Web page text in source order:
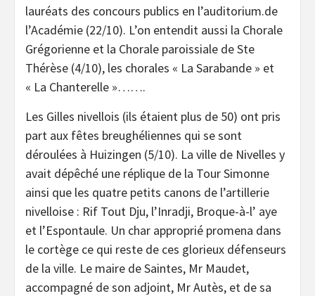
lauréats des concours publics en l’auditorium.de
l’Académie (22/10). L’on entendit aussi la Chorale
Grégorienne et la Chorale paroissiale de Ste
Thérèse (4/10), les chorales « La Sarabande » et
« La Chanterelle »…….
Les Gilles nivellois (ils étaient plus de 50) ont pris
part aux fêtes breughéliennes qui se sont
déroulées à Huizingen (5/10). La ville de Nivelles y
avait dépêché une réplique de la Tour Simonne
ainsi que les quatre petits canons de l’artillerie
nivelloise : Rif Tout Dju, l’Inradji, Broque-à-l’ aye
et l’Espontaule. Un char approprié promena dans
le cortège ce qui reste de ces glorieux défenseurs
de la ville. Le maire de Saintes, Mr Maudet,
accompagné de son adjoint, Mr Autès, et de sa